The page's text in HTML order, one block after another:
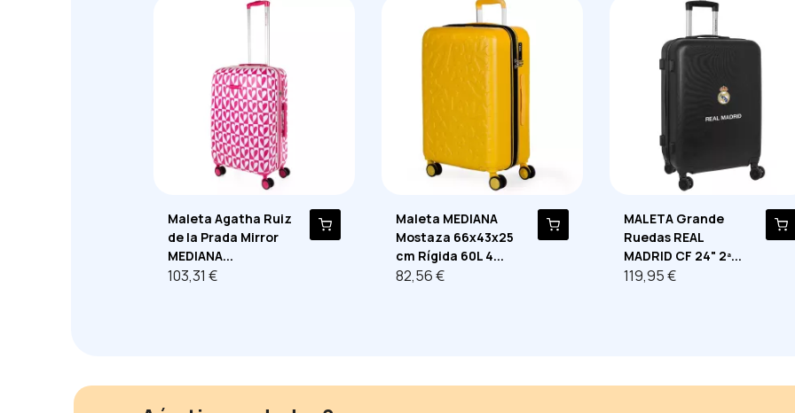
Maleta Agatha Ruiz
de la Prada Mirror
MEDIANA...
103,31 €
Maleta MEDIANA
Mostaza 66x43x25
cm Rígida 60L 4...
82,56 €
MALETA Grande
Ruedas REAL
MADRID CF 24" 2ª...
119,95 €